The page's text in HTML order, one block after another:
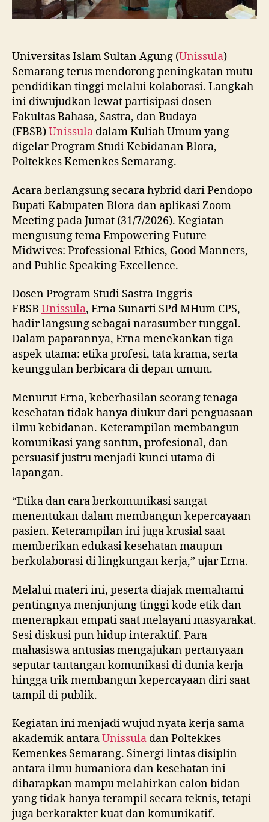
Universitas Islam Sultan Agung (Unissula)
Semarang terus mendorong peningkatan mutu
pendidikan tinggi melalui kolaborasi. Langkah
ini diwujudkan lewat partisipasi dosen
Fakultas Bahasa, Sastra, dan Budaya
(FBSB)Unissula dalam Kuliah Umum yang
digelar Program Studi Kebidanan Blora,
Poltekkes Kemenkes Semarang.
Acara berlangsung secara hybrid dari Pendopo
Bupati Kabupaten Blora dan aplikasi Zoom
Meeting pada Jumat (31/7/2026). Kegiatan
mengusung tema Empowering Future
Midwives: Professional Ethics, Good Manners,
and Public Speaking Excellence.
Dosen Program Studi Sastra Inggris
FBSB Unissula, Erna Sunarti SPd MHum CPS,
hadir langsung sebagai narasumber tunggal.
Dalam paparannya, Erna menekankan tiga
aspek utama: etika profesi, tata krama, serta
keunggulan berbicara di depan umum.
Menurut Erna, keberhasilan seorang tenaga
kesehatan tidak hanya diukur dari penguasaan
ilmu kebidanan. Keterampilan membangun
komunikasi yang santun, profesional, dan
persuasif justru menjadi kunci utama di
lapangan.
“Etika dan cara berkomunikasi sangat
menentukan dalam membangun kepercayaan
pasien. Keterampilan ini juga krusial saat
memberikan edukasi kesehatan maupun
berkolaborasi di lingkungan kerja,” ujar Erna.
Melalui materi ini, peserta diajak memahami
pentingnya menjunjung tinggi kode etik dan
menerapkan empati saat melayani masyarakat.
Sesi diskusi pun hidup interaktif. Para
mahasiswa antusias mengajukan pertanyaan
seputar tantangan komunikasi di dunia kerja
hingga trik membangun kepercayaan diri saat
tampil di publik.
Kegiatan ini menjadi wujud nyata kerja sama
akademik antaraUnissula dan Poltekkes
Kemenkes Semarang. Sinergi lintas disiplin
antara ilmu humaniora dan kesehatan ini
diharapkan mampu melahirkan calon bidan
yang tidak hanya terampil secara teknis, tetapi
juga berkarakter kuat dan komunikatif.